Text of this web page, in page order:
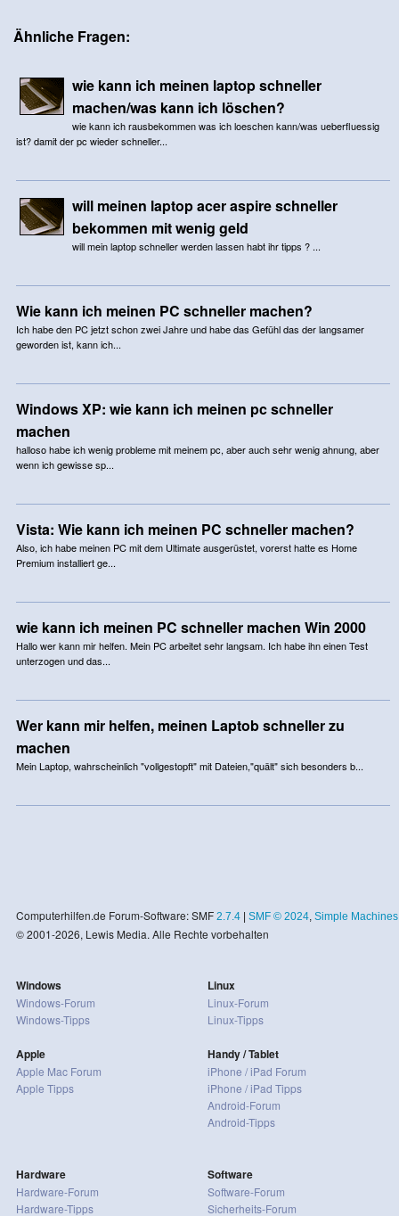
Ähnliche Fragen:
wie kann ich meinen laptop schneller
machen/was kann ich löschen?
wie kann ich rausbekommen was ich loeschen kann/was ueberfluessig
ist? damit der pc wieder schneller...
will meinen laptop acer aspire schneller
bekommen mit wenig geld
will mein laptop schneller werden lassen habt ihr tipps ? ...
Wie kann ich meinen PC schneller machen?
Ich habe den PC jetzt schon zwei Jahre und habe das Gefühl das der langsamer
geworden ist, kann ich...
Windows XP: wie kann ich meinen pc schneller
machen
halloso habe ich wenig probleme mit meinem pc, aber auch sehr wenig ahnung, aber
wenn ich gewisse sp...
Vista: Wie kann ich meinen PC schneller machen?
Also, ich habe meinen PC mit dem Ultimate ausgerüstet, vorerst hatte es Home
Premium installiert ge...
wie kann ich meinen PC schneller machen Win 2000
Hallo wer kann mir helfen. Mein PC arbeitet sehr langsam. Ich habe ihn einen Test
unterzogen und das...
Wer kann mir helfen, meinen Laptob schneller zu
machen
Mein Laptop, wahrscheinlich "vollgestopft" mit Dateien,"quält" sich besonders b...
Computerhilfen.de Forum-Software: SMF 2.7.4| SMF © 2024, Simple Machines
© 2001-2026, Lewis Media. Alle Rechte vorbehalten
Windows
Windows-Forum
Windows-Tipps
Apple
Apple Mac Forum
Apple Tipps
Linux
Linux-Forum
Linux-Tipps
Handy / Tablet
iPhone / iPad Forum
iPhone / iPad Tipps
Android-Forum
Android-Tipps
Hardware
Hardware-Forum
Hardware-Tipps
Software
Software-Forum
Sicherheits-Forum